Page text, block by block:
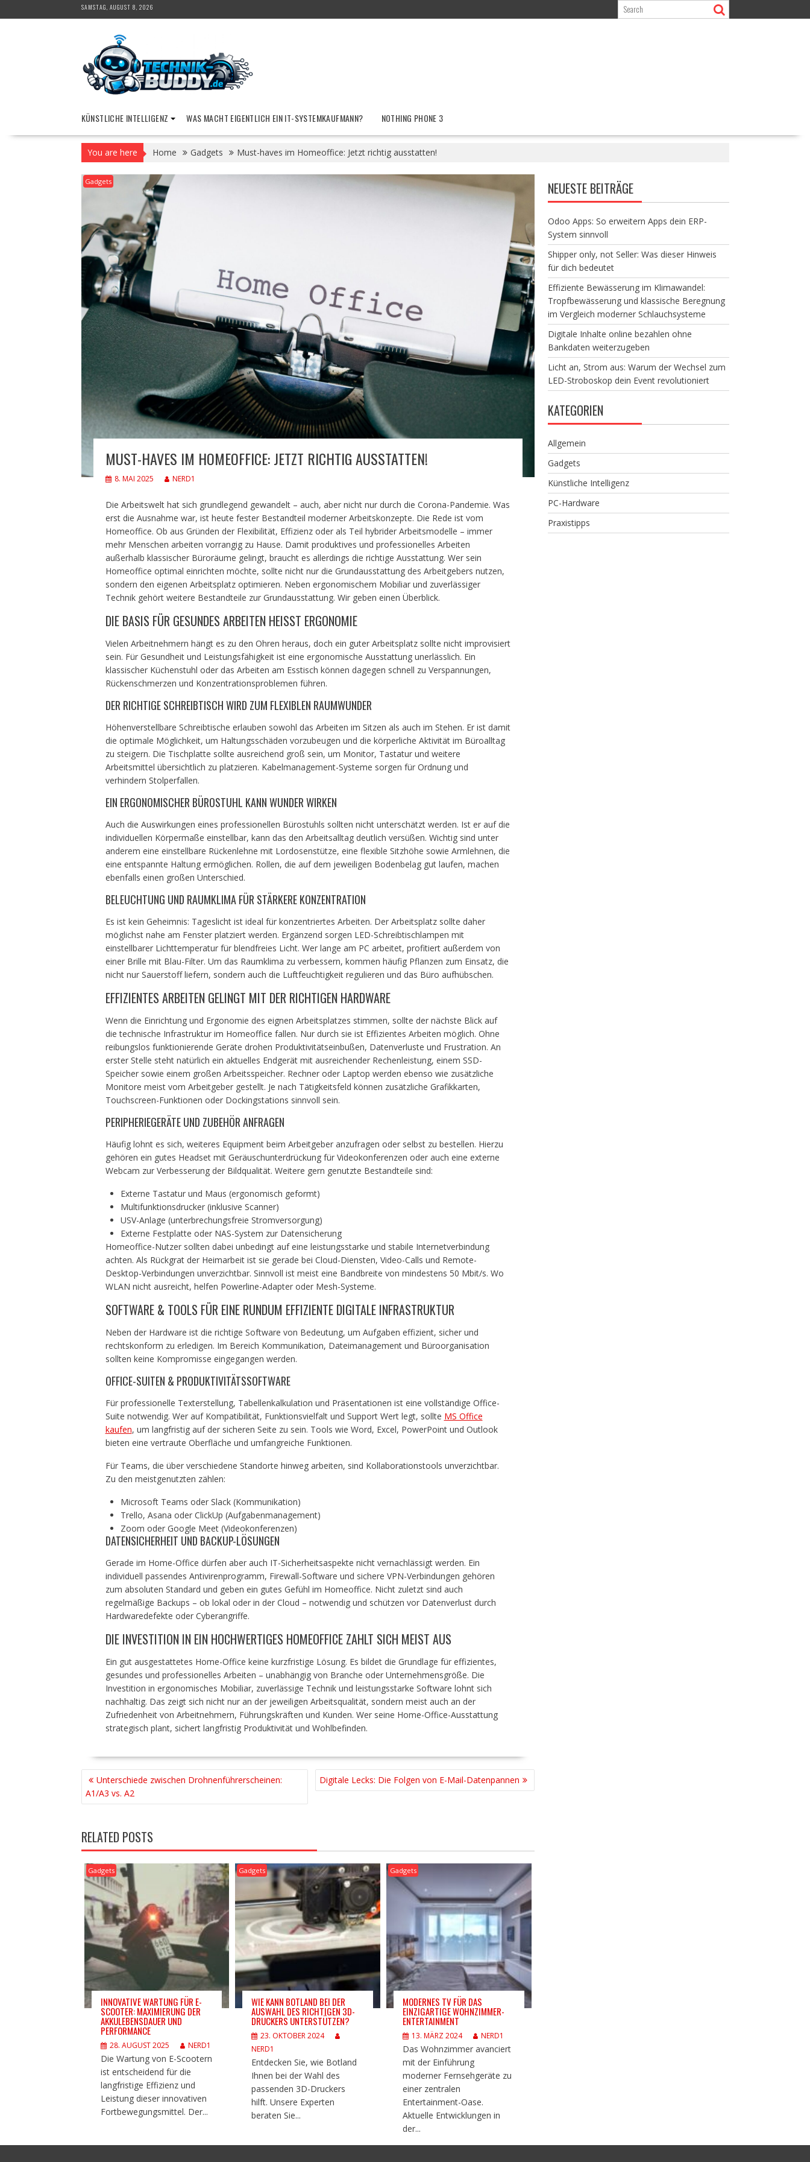
to
SAMSTAG, AUGUST 8, 2026
KÜNSTLICHE INTELLIGENZ WAS MACHT EIGENTLICH EIN IT-SYSTEMKAUFMANN? NOTHING PHONE 3
You are here Home Gadgets Must-haves im Homeoffice: Jetzt richtig ausstatten!
Gadgets
MUST-HAVES IM HOMEOFFICE: JETZT RICHTIG AUSSTATTEN!
8. MAI 2025 NERD1
Die Arbeitswelt hat sich grundlegend gewandelt – auch, aber nicht nur durch die Corona-Pandemie. Was
erst die Ausnahme war, ist heute fester Bestandteil moderner Arbeitskonzepte. Die Rede ist vom
Homeoffice. Ob aus Gründen der Flexibilität, Effizienz oder als Teil hybrider Arbeitsmodelle – immer
mehr Menschen arbeiten vorrangig zu Hause. Damit produktives und professionelles Arbeiten
außerhalb klassischer Büroräume gelingt, braucht es allerdings die richtige Ausstattung. Wer sein
Homeoffice optimal einrichten möchte, sollte nicht nur die Grundausstattung des Arbeitgebers nutzen,
sondern den eigenen Arbeitsplatz optimieren. Neben ergonomischem Mobiliar und zuverlässiger
Technik gehört weitere Bestandteile zur Grundausstattung. Wir geben einen Überblick.
DIE BASIS FÜR GESUNDES ARBEITEN HEISST ERGONOMIE
Vielen Arbeitnehmern hängt es zu den Ohren heraus, doch ein guter Arbeitsplatz sollte nicht improvisiert
sein. Für Gesundheit und Leistungsfähigkeit ist eine ergonomische Ausstattung unerlässlich. Ein
klassischer Küchenstuhl oder das Arbeiten am Esstisch können dagegen schnell zu Verspannungen,
Rückenschmerzen und Konzentrationsproblemen führen.
DER RICHTIGE SCHREIBTISCH WIRD ZUM FLEXIBLEN RAUMWUNDER
Höhenverstellbare Schreibtische erlauben sowohl das Arbeiten im Sitzen als auch im Stehen. Er ist damit
die optimale Möglichkeit, um Haltungsschäden vorzubeugen und die körperliche Aktivität im Büroalltag
zu steigern. Die Tischplatte sollte ausreichend groß sein, um Monitor, Tastatur und weitere
Arbeitsmittel übersichtlich zu platzieren. Kabelmanagement-Systeme sorgen für Ordnung und
verhindern Stolperfallen.
EIN ERGONOMISCHER BÜROSTUHL KANN WUNDER WIRKEN
Auch die Auswirkungen eines professionellen Bürostuhls sollten nicht unterschätzt werden. Ist er auf die
individuellen Körpermaße einstellbar, kann das den Arbeitsalltag deutlich versüßen. Wichtig sind unter
anderem eine einstellbare Rückenlehne mit Lordosenstütze, eine flexible Sitzhöhe sowie Armlehnen, die
eine entspannte Haltung ermöglichen. Rollen, die auf dem jeweiligen Bodenbelag gut laufen, machen
ebenfalls einen großen Unterschied.
BELEUCHTUNG UND RAUMKLIMA FÜR STÄRKERE KONZENTRATION
Es ist kein Geheimnis: Tageslicht ist ideal für konzentriertes Arbeiten. Der Arbeitsplatz sollte daher
möglichst nahe am Fenster platziert werden. Ergänzend sorgen LED-Schreibtischlampen mit
einstellbarer Lichttemperatur für blendfreies Licht. Wer lange am PC arbeitet, profitiert außerdem von
einer Brille mit Blau-Filter. Um das Raumklima zu verbessern, kommen häufig Pflanzen zum Einsatz, die
nicht nur Sauerstoff liefern, sondern auch die Luftfeuchtigkeit regulieren und das Büro aufhübschen.
EFFIZIENTES ARBEITEN GELINGT MIT DER RICHTIGEN HARDWARE
Wenn die Einrichtung und Ergonomie des eignen Arbeitsplatzes stimmen, sollte der nächste Blick auf
die technische Infrastruktur im Homeoffice fallen. Nur durch sie ist Effizientes Arbeiten möglich. Ohne
reibungslos funktionierende Geräte drohen Produktivitätseinbußen, Datenverluste und Frustration. An
erster Stelle steht natürlich ein aktuelles Endgerät mit ausreichender Rechenleistung, einem SSD-
Speicher sowie einem großen Arbeitsspeicher. Rechner oder Laptop werden ebenso wie zusätzliche
Monitore meist vom Arbeitgeber gestellt. Je nach Tätigkeitsfeld können zusätzliche Grafikkarten,
Touchscreen-Funktionen oder Dockingstations sinnvoll sein.
PERIPHERIEGERÄTE UND ZUBEHÖR ANFRAGEN
Häufig lohnt es sich, weiteres Equipment beim Arbeitgeber anzufragen oder selbst zu bestellen. Hierzu
gehören ein gutes Headset mit Geräuschunterdrückung für Videokonferenzen oder auch eine externe
Webcam zur Verbesserung der Bildqualität. Weitere gern genutzte Bestandteile sind:
Externe Tastatur und Maus (ergonomisch geformt)
Multifunktionsdrucker (inklusive Scanner)
USV-Anlage (unterbrechungsfreie Stromversorgung)
Externe Festplatte oder NAS-System zur Datensicherung
Homeoffice-Nutzer sollten dabei unbedingt auf eine leistungsstarke und stabile Internetverbindung
achten. Als Rückgrat der Heimarbeit ist sie gerade bei Cloud-Diensten, Video-Calls und Remote-
Desktop-Verbindungen unverzichtbar. Sinnvoll ist meist eine Bandbreite von mindestens 50 Mbit/s. Wo
WLAN nicht ausreicht, helfen Powerline-Adapter oder Mesh-Systeme.
SOFTWARE & TOOLS FÜR EINE RUNDUM EFFIZIENTE DIGITALE INFRASTRUKTUR
Neben der Hardware ist die richtige Software von Bedeutung, um Aufgaben effizient, sicher und
rechtskonform zu erledigen. Im Bereich Kommunikation, Dateimanagement und Büroorganisation
sollten keine Kompromisse eingegangen werden.
OFFICE-SUITEN & PRODUKTIVITÄTSSOFTWARE
Für professionelle Texterstellung, Tabellenkalkulation und Präsentationen ist eine vollständige Office-
Suite notwendig. Wer auf Kompatibilität, Funktionsvielfalt und Support Wert legt, sollte MS Office
kaufen, um langfristig auf der sicheren Seite zu sein. Tools wie Word, Excel, PowerPoint und Outlook
bieten eine vertraute Oberfläche und umfangreiche Funktionen.
Für Teams, die über verschiedene Standorte hinweg arbeiten, sind Kollaborationstools unverzichtbar.
Zu den meistgenutzten zählen:
Microsoft Teams oder Slack (Kommunikation)
Trello, Asana oder ClickUp (Aufgabenmanagement)
Zoom oder Google Meet (Videokonferenzen)
DATENSICHERHEIT UND BACKUP-LÖSUNGEN
Gerade im Home-Office dürfen aber auch IT-Sicherheitsaspekte nicht vernachlässigt werden. Ein
individuell passendes Antivirenprogramm, Firewall-Software und sichere VPN-Verbindungen gehören
zum absoluten Standard und geben ein gutes Gefühl im Homeoffice. Nicht zuletzt sind auch
regelmäßige Backups – ob lokal oder in der Cloud – notwendig und schützen vor Datenverlust durch
Hardwaredefekte oder Cyberangriffe.
DIE INVESTITION IN EIN HOCHWERTIGES HOMEOFFICE ZAHLT SICH MEIST AUS
Ein gut ausgestattetes Home-Office keine kurzfristige Lösung. Es bildet die Grundlage für effizientes,
gesundes und professionelles Arbeiten – unabhängig von Branche oder Unternehmensgröße. Die
Investition in ergonomisches Mobiliar, zuverlässige Technik und leistungsstarke Software lohnt sich
nachhaltig. Das zeigt sich nicht nur an der jeweiligen Arbeitsqualität, sondern meist auch an der
Zufriedenheit von Arbeitnehmern, Führungskräften und Kunden. Wer seine Home-Office-Ausstattung
strategisch plant, sichert langfristig Produktivität und Wohlbefinden.
BEITRAGSNAVIGATION
Unterschiede zwischen Drohnenführerscheinen:
A1/A3 vs. A2
Digitale Lecks: Die Folgen von E-Mail-Datenpannen
RELATED POSTS
Gadgets
INNOVATIVE WARTUNG FÜR E-
SCOOTER: MAXIMIERUNG DER
AKKULEBENSDAUER UND
PERFORMANCE
28. AUGUST 2025 NERD1
Die Wartung von E-Scootern
ist entscheidend für die
langfristige Effizienz und
Leistung dieser innovativen
Fortbewegungsmittel. Der...
Gadgets
WIE KANN BOTLAND BEI DER
AUSWAHL DES RICHTIGEN 3D-
DRUCKERS UNTERSTÜTZEN?
23. OKTOBER 2024
NERD1
Entdecken Sie, wie Botland
Ihnen bei der Wahl des
passenden 3D-Druckers
hilft. Unsere Experten
beraten Sie...
Gadgets
MODERNES TV FÜR DAS
EINZIGARTIGE WOHNZIMMER-
ENTERTAINMENT
13. MÄRZ 2024 NERD1
Das Wohnzimmer avanciert
mit der Einführung
moderner Fernsehgeräte zu
einer zentralen
Entertainment-Oase.
Aktuelle Entwicklungen in
der...
NEUESTE BEITRÄGE
Odoo Apps: So erweitern Apps dein ERP-
System sinnvoll
Shipper only, not Seller: Was dieser Hinweis
für dich bedeutet
Effiziente Bewässerung im Klimawandel:
Tropfbewässerung und klassische Beregnung
im Vergleich moderner Schlauchsysteme
Digitale Inhalte online bezahlen ohne
Bankdaten weiterzugeben
Licht an, Strom aus: Warum der Wechsel zum
LED-Stroboskop dein Event revolutioniert
KATEGORIEN
Allgemein
Gadgets
Künstliche Intelligenz
PC-Hardware
Praxistipps